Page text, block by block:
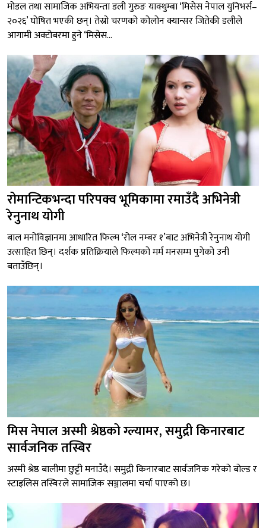
मोडल तथा सामाजिक अभियन्ता डली गुरुङ याक्थुम्बा ‘मिसेस नेपाल युनिभर्स–
२०२६’ घोषित भएकी छन्। तेस्रो चरणको कोलोन क्यान्सर जितेकी डलीले
आगामी अक्टोबरमा हुने ‘मिसेस...
रोमान्टिकभन्दा परिपक्व भूमिकामा रमाउँदै अभिनेत्री
रेनुनाथ योगी
बाल मनोविज्ञानमा आधारित फिल्म ‘रोल नम्बर १’बाट अभिनेत्री रेनुनाथ योगी
उत्साहित छिन्। दर्शक प्रतिक्रियाले फिल्मको मर्म मनसम्म पुगेको उनी
बताउँछिन्।
मिस नेपाल अस्मी श्रेष्ठको ग्ल्यामर, समुद्री किनारबाट
सार्वजनिक तस्बिर
अस्मी श्रेष्ठ बालीमा छुट्टी मनाउँदै। समुद्री किनारबाट सार्वजनिक गरेको बोल्ड र
स्टाइलिस तस्बिरले सामाजिक सञ्जालमा चर्चा पाएको छ।